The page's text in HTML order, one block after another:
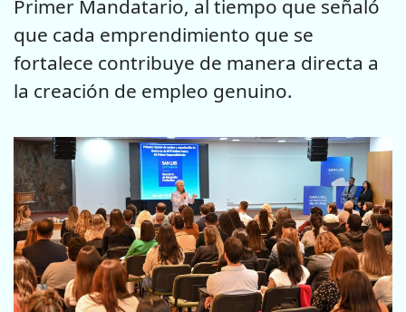
Primer Mandatario, al tiempo que señaló
que cada emprendimiento que se
fortalece contribuye de manera directa a
la creación de empleo genuino.